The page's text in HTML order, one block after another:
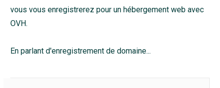
vous vous enregistrerez pour un hébergement web avec
OVH.
En parlant d'enregistrement de domaine...